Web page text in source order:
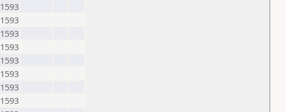
1593
1593
1593
1593
1593
1593
1593
1593